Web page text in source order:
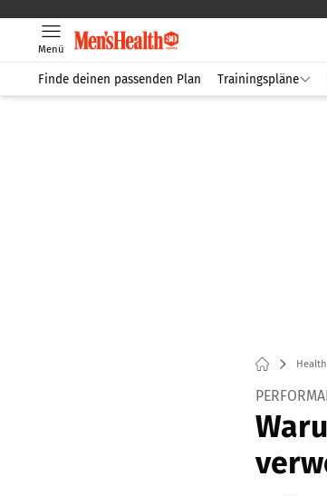
Menü
Finde deinen passenden Plan Trainingspläne
Health